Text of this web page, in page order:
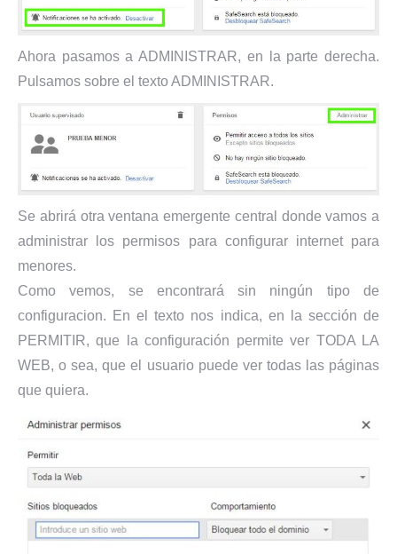
Ahora pasamos a ADMINISTRAR, en la parte derecha.
Pulsamos sobre el texto ADMINISTRAR.
Se abrirá otra ventana emergente central donde vamos a
administrar los permisos para configurar internet para
menores.
Como vemos, se encontrará sin ningún tipo de
configuracion. En el texto nos indica, en la sección de
PERMITIR, que la configuración permite ver TODA LA
WEB, o sea, que el usuario puede ver todas las páginas
que quiera.